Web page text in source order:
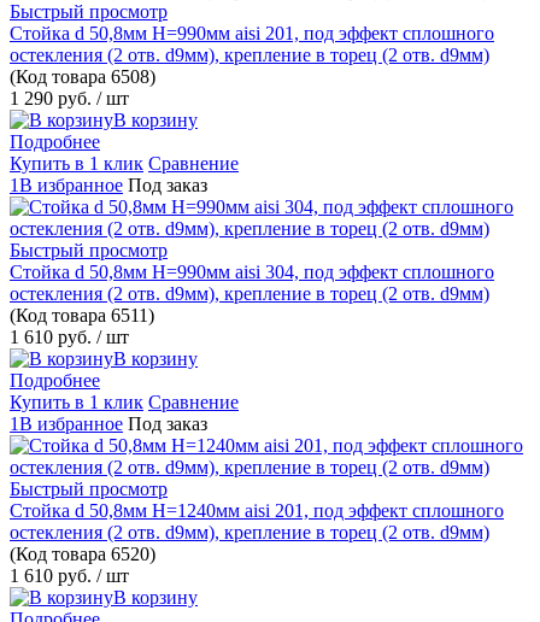
Быстрый просмотр
Стойка d 50,8мм H=990мм aisi 201, под эффект сплошного
остекления (2 отв. d9мм), крепление в торец (2 отв. d9мм)
(Код товара 6508)
1 290 руб. / шт
В корзину
Подробнее
Купить в 1 клик Сравнение
1В избранное Под заказ
Быстрый просмотр
Стойка d 50,8мм H=990мм aisi 304, под эффект сплошного
остекления (2 отв. d9мм), крепление в торец (2 отв. d9мм)
(Код товара 6511)
1 610 руб. / шт
В корзину
Подробнее
Купить в 1 клик Сравнение
1В избранное Под заказ
Быстрый просмотр
Стойка d 50,8мм H=1240мм aisi 201, под эффект сплошного
остекления (2 отв. d9мм), крепление в торец (2 отв. d9мм)
(Код товара 6520)
1 610 руб. / шт
В корзину